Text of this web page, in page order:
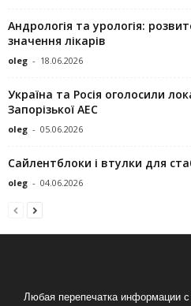
Андрологія та урологія:
значення лікарів
oleg - 18.06.2026
Україна та Росія оголосили
Запорізької АЕС
oleg - 05.06.2026
Сайлентблоки і втулки для
oleg - 04.06.2026
Любая перепечатка информации